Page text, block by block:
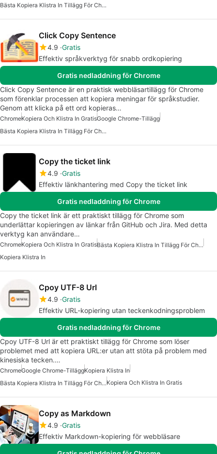
Bästa Kopiera Klistra In Tillägg För Chrome
Click Copy Sentence
4.9 Gratis
Effektiv språkverktyg för snabb ordkopiering
Gratis nedladdning för Chrome
Click Copy Sentence är en praktisk webbläsartillägg för Chrome
som förenklar processen att kopiera meningar för språkstudier.
Genom att klicka på ett ord kopieras…
ChromeKopiera Och Klistra In GratisGoogle Chrome-Tillägg
Bästa Kopiera Klistra In Tillägg För Chrome
Copy the ticket link
4.9 Gratis
Effektiv länkhantering med Copy the ticket link
Gratis nedladdning för Chrome
Copy the ticket link är ett praktiskt tillägg för Chrome som
underlättar kopieringen av länkar från GitHub och Jira. Med detta
verktyg kan användare…
ChromeKopiera Och Klistra In Gratis
Bästa Kopiera Klistra In Tillägg För Chrome
Kopiera Klistra In
Cpoy UTF-8 Url
4.9 Gratis
Effektiv URL-kopiering utan teckenkodningsproblem
Gratis nedladdning för Chrome
Cpoy UTF-8 Url är ett praktiskt tillägg för Chrome som löser
problemet med att kopiera URL:er utan att stöta på problem med
kinesiska tecken.…
ChromeGoogle Chrome-TilläggKopiera Klistra In
Bästa Kopiera Klistra In Tillägg För ChromeKopiera Och Klistra In Gratis
Copy as Markdown
4.9 Gratis
Effektiv Markdown-kopiering för webbläsare